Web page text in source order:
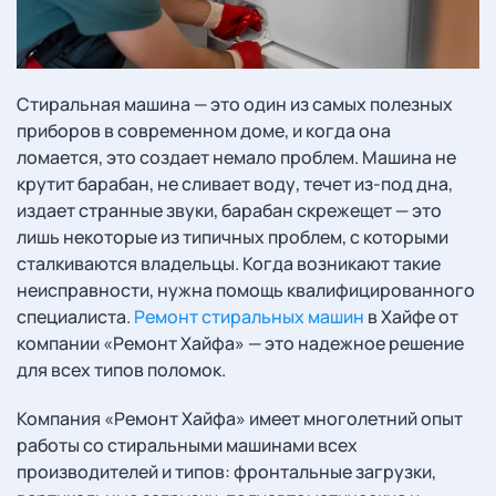
Стиральная машина — это один из самых полезных
приборов в современном доме, и когда она
ломается, это создает немало проблем. Машина не
крутит барабан, не сливает воду, течет из-под дна,
издает странные звуки, барабан скрежещет — это
лишь некоторые из типичных проблем, с которыми
сталкиваются владельцы. Когда возникают такие
неисправности, нужна помощь квалифицированного
специалиста. Ремонт стиральных машин в Хайфе от
компании «Ремонт Хайфа» — это надежное решение
для всех типов поломок.
Компания «Ремонт Хайфа» имеет многолетний опыт
работы со стиральными машинами всех
производителей и типов: фронтальные загрузки,